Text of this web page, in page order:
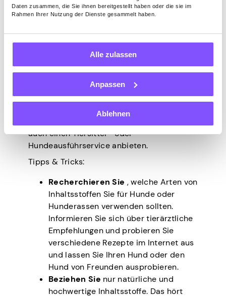
Daten zusammen, die Sie ihnen bereitgestellt haben oder die sie im
Rahmen Ihrer Nutzung der Dienste gesammelt haben.
Alle zulassen
Anpassen
Ablehnen
Bettwäschezubehör verkaufen.
Selbstgemachte Produkte und Lebensmittel
sind auf dem Vormarsch, vor allem
Welpenuccino und Welpenkuchen!
Eine weitere Möglichkeit besteht darin,
Veranstaltungen im Zusammenhang mit
Haustieren durchzuführen. Diese Idee kann
Hunde- und Katzenrennen,
Gehorsamsshows oder Geburtstagsfeiern
auch einen Tiersitter- oder
Hundeausführservice anbieten.
Tipps & Tricks:
Recherchieren Sie , welche Arten von
Inhaltsstoffen Sie für Hunde oder
Hunderassen verwenden sollten.
Informieren Sie sich über tierärztliche
Empfehlungen und probieren Sie
verschiedene Rezepte im Internet aus
und lassen Sie Ihren Hund oder den
Hund von Freunden ausprobieren.
Beziehen Sie nur natürliche und
hochwertige Inhaltsstoffe. Das hört